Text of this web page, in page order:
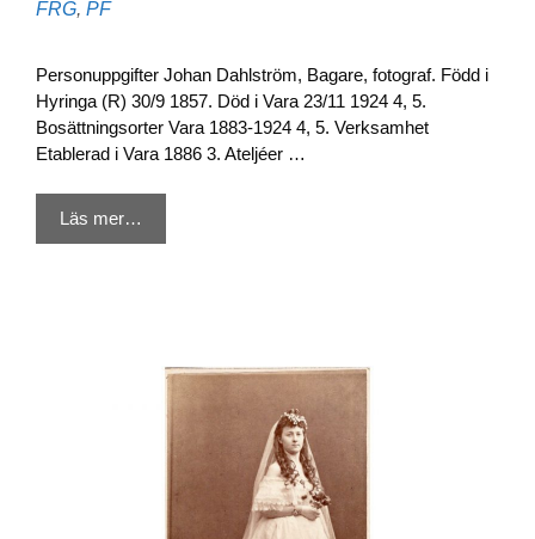
FRG, PF
Personuppgifter Johan Dahlström, Bagare, fotograf. Född i
Hyringa (R) 30/9 1857. Död i Vara 23/11 1924 4, 5.
Bosättningsorter Vara 1883-1924 4, 5. Verksamhet
Etablerad i Vara 1886 3. Ateljéer …
Läs mer…